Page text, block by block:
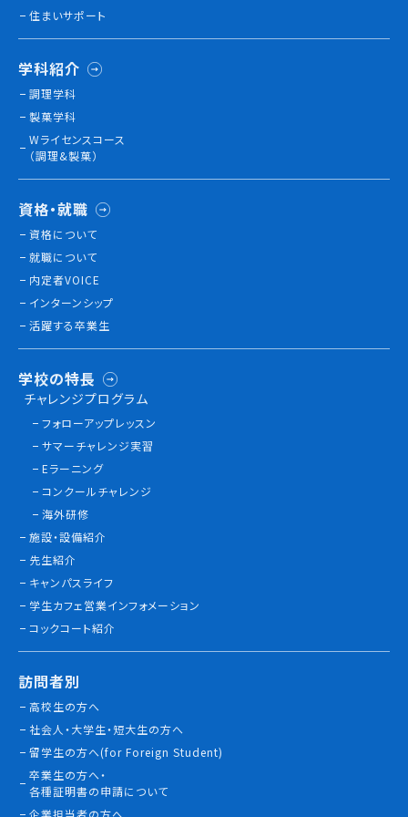
住まいサポート
学科紹介
調理学科
製菓学科
Wライセンスコース
（調理&製菓）
資格・就職
資格について
就職について
内定者VOICE
インターンシップ
活躍する卒業生
学校の特長
チャレンジプログラム
フォローアップレッスン
サマーチャレンジ実習
Eラーニング
コンクールチャレンジ
海外研修
施設・設備紹介
先生紹介
キャンパスライフ
学生カフェ営業インフォメーション
コックコート紹介
訪問者別
高校生の方へ
社会人・大学生・短大生の方へ
留学生の方へ(for Foreign Student)
卒業生の方へ・
各種証明書の申請について
企業担当者の方へ